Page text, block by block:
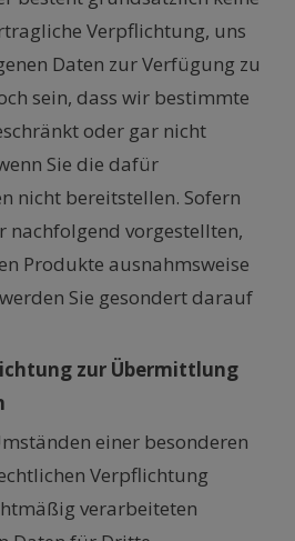
Verpflichtung, uns
Daten zur Verfügung zu
sein, dass wir bestimmte
oder gar nicht
Sie die dafür
nicht bereitstellen. Sofern
nachfolgend vorgestellten,
Produkte ausnahmsweise
Sie gesondert darauf
zur Übermittlung
einer besonderen
Verpflichtung
verarbeiteten